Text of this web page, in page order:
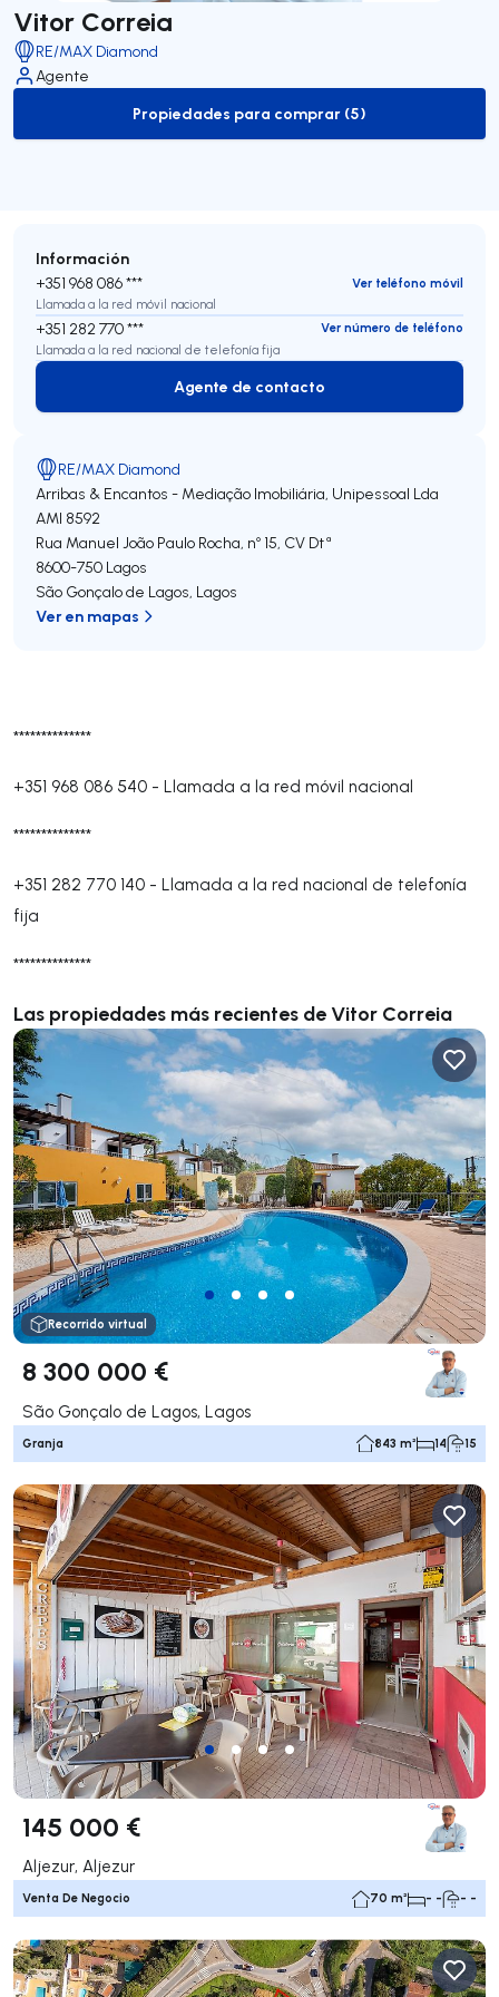
Vitor Correia
RE/MAX Diamond
Agente
to-buy-listing
Propiedades para comprar (5)
**************
+351 968 086 540 - Llamada a la red móvil nacional
**************
+351 282 770 140 - Llamada a la red nacional de telefonía
fija
**************
Las propiedades más recientes de Vitor Correia
Recorrido virtual
8 300 000 €
São Gonçalo de Lagos, Lagos
Granja 843 m² 14 15
145 000 €
Aljezur, Aljezur
Venta De Negocio 70 m² - - - -
Información
+351 968 086 ***
Ver teléfono móvil
Llamada a la red móvil nacional
+351 282 770 ***
Ver número de teléfono
Llamada a la red nacional de telefonía fija
Agente de contacto
Agente de contacto
RE/MAX Diamond
Arribas & Encantos - Mediação Imobiliária, Unipessoal Lda
AMI 8592
Rua Manuel João Paulo Rocha, nº 15, CV Dtª
8600-750 Lagos
São Gonçalo de Lagos, Lagos
Ver en mapas